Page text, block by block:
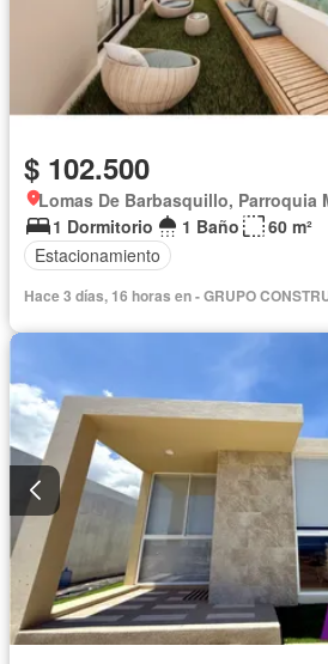
$ 102.500
Lomas De Barbasquillo, Parroquia
1 Dormitorio
1 Baño
60 m²
Estacionamiento
Hace 3 días, 16 horas en - GRUPO